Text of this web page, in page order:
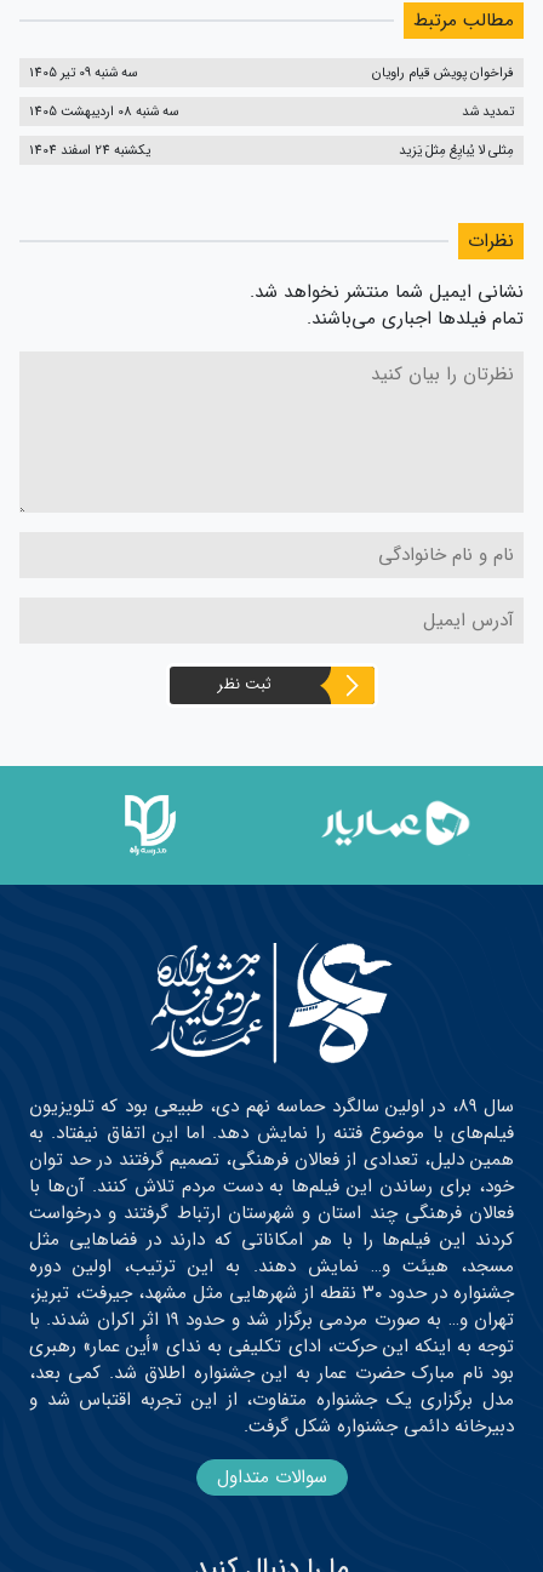
مطالب مرتبط
فراخوان پویش قیام راویان
سه شنبه 09 تیر 1405
تمدید شد
سه شنبه 08 اردیبهشت 1405
مِثلی لا یُبایِعُ مِثلَ یَزید
یکشنبه 24 اسفند 1404
نظرات
نشانی ایمیل شما منتشر نخواهد شد.
تمام فیلدها اجباری می‌باشند.
ثبت نظر
سال ۸۹، در اولین سالگرد حماسه نهم دی، طبیعی بود که تلویزیون
فیلم‌های با موضوع فتنه را نمایش دهد. اما این اتفاق نیفتاد. به
همین دلیل، تعدادی از فعالان فرهنگی، تصمیم گرفتند در حد توان
خود، برای رساندن این فیلم‌ها به دست مردم تلاش کنند. آن‌ها با
فعالان فرهنگی چند استان و شهرستان ارتباط گرفتند و درخواست
کردند این فیلم‌ها را با هر امکاناتی که دارند در فضاهایی مثل
مسجد، هیئت و… نمایش دهند. به این ترتیب، اولین دوره
جشنواره در حدود ۳۰ نقطه از شهرهایی مثل مشهد، جیرفت، تبریز،
تهران و… به صورت مردمی برگزار شد و حدود ۱۹ اثر اکران شدند. با
توجه به اینکه این حرکت، ادای تکلیفی به ندای «أین عمار» رهبری
بود نام مبارک حضرت عمار به این جشنواره اطلاق شد. کمی بعد،
مدل برگزاری یک جشنواره متفاوت، از این تجربه اقتباس شد و
دبیرخانه دائمی جشنواره شکل گرفت.
سوالات متداول